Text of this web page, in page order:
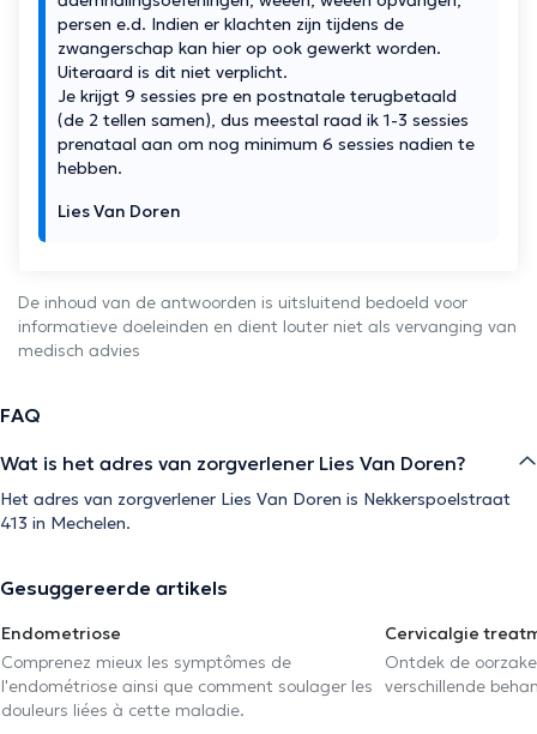
persen e.d. Indien er klachten zijn tijdens de
zwangerschap kan hier op ook gewerkt worden.
Uiteraard is dit niet verplicht.
Je krijgt 9 sessies pre en postnatale terugbetaald
(de 2 tellen samen), dus meestal raad ik 1-3 sessies
prenataal aan om nog minimum 6 sessies nadien te
hebben.
Lies Van Doren
De inhoud van de antwoorden is uitsluitend bedoeld voor
informatieve doeleinden en dient louter niet als vervanging van
medisch advies
FAQ
Wat is het adres van zorgverlener Lies Van Doren?
Het adres van zorgverlener Lies Van Doren is Nekkerspoelstraat
413 in Mechelen.
Gesuggereerde artikels
Endometriose
Comprenez mieux les symptômes de
l'endométriose ainsi que comment soulager les
douleurs liées à cette maladie.
Cervicalgie
Ontdek de
verschillende